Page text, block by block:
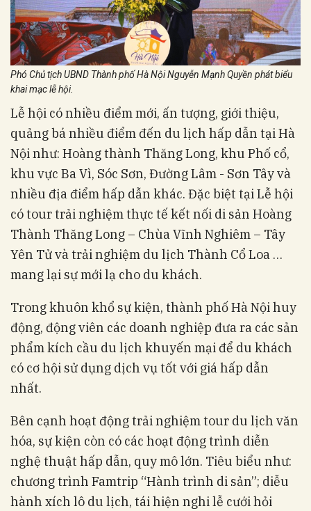
Phó Chủ tịch UBND Thành phố Hà Nội Nguyễn Mạnh Quyền phát biểu
khai mạc lễ hội.
Lễ hội có nhiều điểm mới, ấn tượng, giới thiệu,
quảng bá nhiều điểm đến du lịch hấp dẫn tại Hà
Nội như: Hoàng thành Thăng Long, khu Phố cổ,
khu vực Ba Vì, Sóc Sơn, Đường Lâm - Sơn Tây và
nhiều địa điểm hấp dẫn khác. Đặc biệt tại Lễ hội
có tour trải nghiệm thực tế kết nối di sản Hoàng
Thành Thăng Long – Chùa Vĩnh Nghiêm – Tây
Yên Tử và trải nghiệm du lịch Thành Cổ Loa …
mang lại sự mới lạ cho du khách.
Trong khuôn khổ sự kiện, thành phố Hà Nội huy
động, động viên các doanh nghiệp đưa ra các sản
phẩm kích cầu du lịch khuyến mại để du khách
có cơ hội sử dụng dịch vụ tốt với giá hấp dẫn
nhất.
Bên cạnh hoạt động trải nghiệm tour du lịch văn
hóa, sự kiện còn có các hoạt động trình diễn
nghệ thuật hấp dẫn, quy mô lớn. Tiêu biểu như:
chương trình Famtrip “Hành trình di sản”; diễu
hành xích lô du lịch, tái hiện nghi lễ cưới hỏi